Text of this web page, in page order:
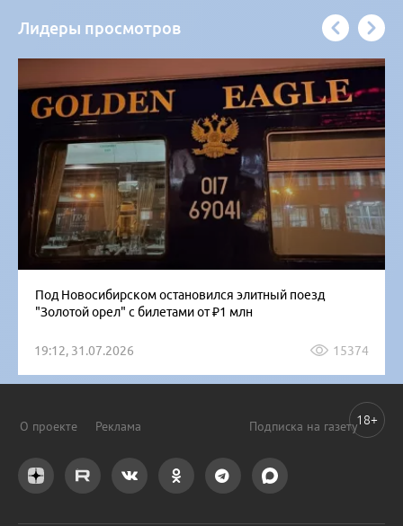
Лидеры просмотров
Под Новосибирском остановился элитный поезд
"Золотой орел" с билетами от ₽1 млн
19:12, 31.07.2026 15374
О проекте Реклама Подписка на газету18+